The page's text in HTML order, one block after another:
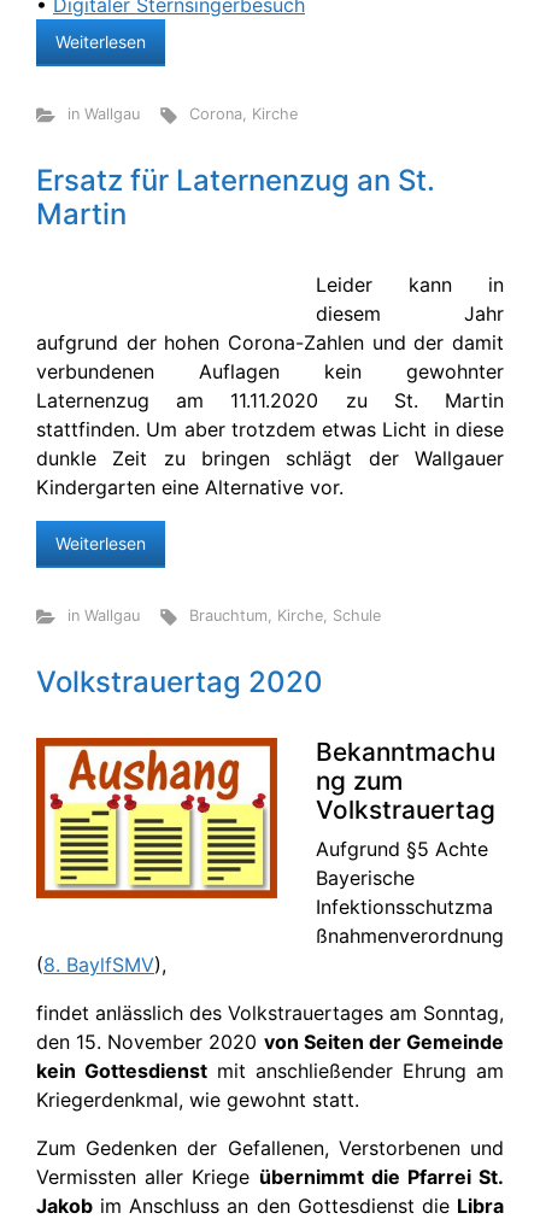
• Digitaler Sternsingerbesuch
Weiterlesen
in Wallgau Corona, Kirche
Ersatz für Laternenzug an St.
Martin
Leider kann in
diesem Jahr
aufgrund der hohen Corona-Zahlen und der damit
verbundenen Auflagen kein gewohnter
Laternenzug am 11.11.2020 zu St. Martin
stattfinden. Um aber trotzdem etwas Licht in diese
dunkle Zeit zu bringen schlägt der Wallgauer
Kindergarten eine Alternative vor.
Weiterlesen
in Wallgau Brauchtum, Kirche, Schule
Volkstrauertag 2020
Bekanntmachu
ng zum
Volkstrauertag
Aufgrund §5 Achte
Bayerische
Infektionsschutzma
ßnahmenverordnung
(8. BaylfSMV),
findet anlässlich des Volkstrauertages am Sonntag,
den 15. November 2020 von Seiten der Gemeinde
kein Gottesdienst mit anschließender Ehrung am
Kriegerdenkmal, wie gewohnt statt.
Zum Gedenken der Gefallenen, Verstorbenen und
Vermissten aller Kriege übernimmt die Pfarrei St.
Jakob im Anschluss an den Gottesdienst die Libra